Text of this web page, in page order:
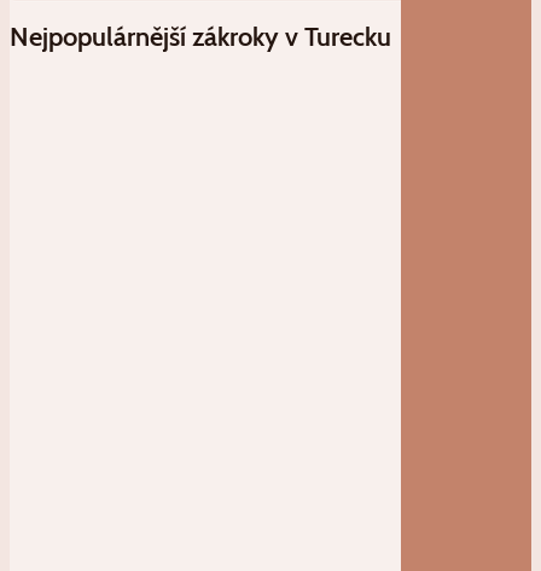
Nejpopulárnější zákroky v Turecku